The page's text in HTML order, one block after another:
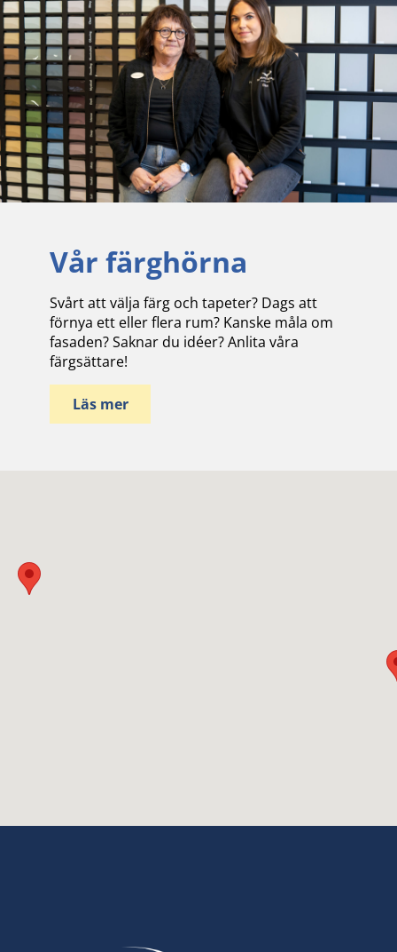
Vår färghörna
Svårt att välja färg och tapeter? Dags att
förnya ett eller flera rum? Kanske måla om
fasaden? Saknar du idéer? Anlita våra
färgsättare!
Läs mer